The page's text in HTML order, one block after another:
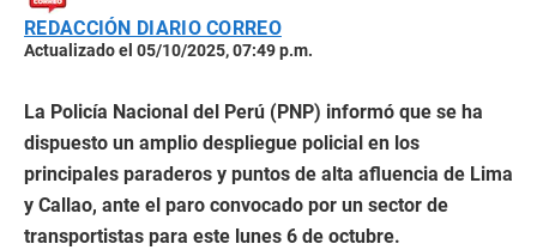
REDACCIÓN DIARIO CORREO
Actualizado el 05/10/2025, 07:49 p.m.
La Policía Nacional del Perú (PNP) informó que se ha
dispuesto un amplio despliegue policial en los
principales paraderos y puntos de alta afluencia de Lima
y Callao, ante el paro convocado por un sector de
transportistas para este lunes 6 de octubre.